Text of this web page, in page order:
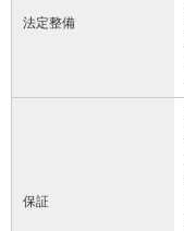
法定整備
保証